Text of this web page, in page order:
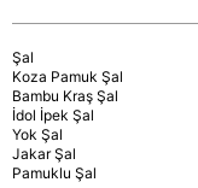
Şal
Koza Pamuk Şal
Bambu Kraş Şal
İdol İpek Şal
Yok Şal
Jakar Şal
Pamuklu Şal